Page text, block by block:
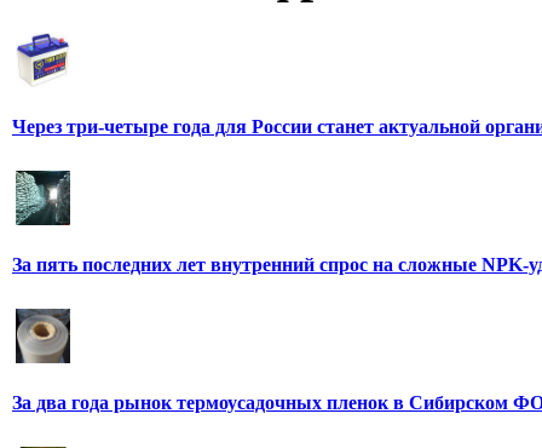
Через три-четыре года для России станет актуальной
За пять последних лет внутренний спрос на сложные NPK-
За два года рынок термоусадочных пленок в Сибирском